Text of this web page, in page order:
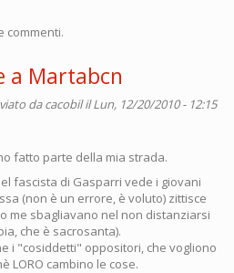
commenti.
a Martabcn
dacacobilil Lun, 12/20/2010 - 12:15
fatto parte della mia strada.
fascista di Gasparri vede i giovani
(non è un errore, è voluto) zittisce
me sbagliavano nel non distanziarsi
che è sacrosanta).
i "cosiddetti" oppositori, che vogliono
LORO cambino le cose.